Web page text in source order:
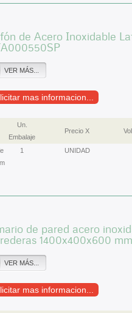
de Acero Inoxidable
VER MÁS...
mas informacion...
Un.
Embalaje
Precio X
1 UNIDAD
de pared acero
1400x400x600
VER MÁS...
mas informacion...